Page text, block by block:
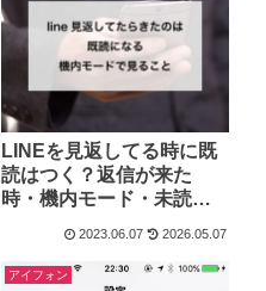
LINEを見返してる時に既
読はつく？返信が来た
時・機内モード・未読で
読む方法
2023.06.07 2026.05.07
アイフォン